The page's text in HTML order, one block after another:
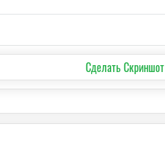
Сделать Скриншот